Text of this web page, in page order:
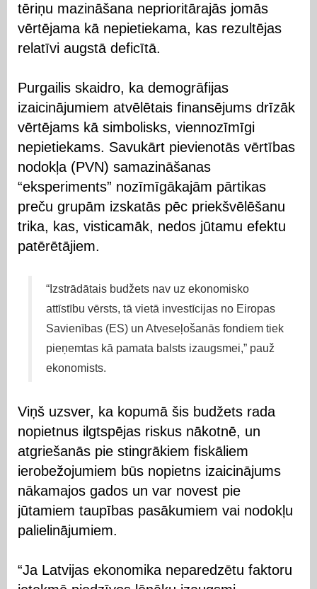
tēriņu mazināšana neprioritārajās jomās
vērtējama kā nepietiekama, kas rezultējas
relatīvi augstā deficītā.
Purgailis skaidro, ka demogrāfijas
izaicinājumiem atvēlētais finansējums drīzāk
vērtējams kā simbolisks, viennozīmīgi
nepietiekams. Savukārt pievienotās vērtības
nodokļa (PVN) samazināšanas
“eksperiments” nozīmīgākajām pārtikas
preču grupām izskatās pēc priekšvēlēšanu
trika, kas, visticamāk, nedos jūtamu efektu
patērētājiem.
“Izstrādātais budžets nav uz ekonomisko
attīstību vērsts, tā vietā investīcijas no Eiropas
Savienības (ES) un Atveseļošanās fondiem tiek
pieņemtas kā pamata balsts izaugsmei,” pauž
ekonomists.
Viņš uzsver, ka kopumā šis budžets rada
nopietnus ilgtspējas riskus nākotnē, un
atgriešanās pie stingrākiem fiskāliem
ierobežojumiem būs nopietns izaicinājums
nākamajos gados un var novest pie
jūtamiem taupības pasākumiem vai nodokļu
palielinājumiem.
“Ja Latvijas ekonomika neparedzētu faktoru